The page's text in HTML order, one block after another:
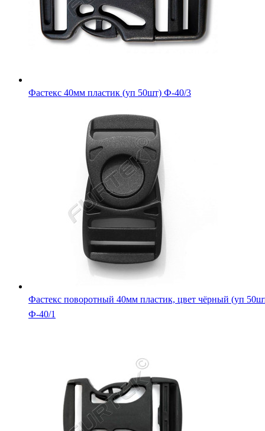
Фастекс 40мм пластик (уп 50шт) Ф-40/3
Фастекс поворотный 40мм пластик, цвет чёрный (уп
Ф-40/1